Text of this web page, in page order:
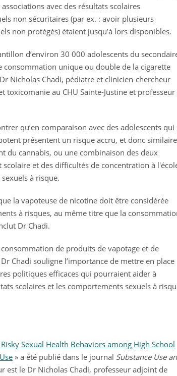
avec des résultats scolaires
non sécuritaires (par ex. : avoir plusieurs
non protégés) étaient jusqu’à lors disponibles.
d’environ 30 000 adolescents du
consommation unique ou double de la cigarette
Nicholas Chadi, pédiatre et clinicien-chercheur
toxicomanie au CHU Sainte-Justine et professeur
qu’en comparaison avec des adolescents qui
présentent un risque accru, et donc
du cannabis, ou une combinaison des deux
et des difficultés de concentration à
à risque.
la vapoteuse de nicotine doit être considérée
à risques, au même titre que la
Dr Chadi.
de produits de vapotage et de
Chadi souligne l’importance de mettre en place
politiques efficaces qui pourraient aider à
scolaires et les comportements sexuels à
Sexual Health Behaviors among High School
» a été publié dans le journal Substance Use
est le Dr Nicholas Chadi, professeur adjoint de